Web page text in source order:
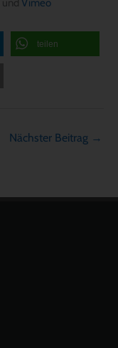
und Vimeo
teilen
Nächster Beitrag →